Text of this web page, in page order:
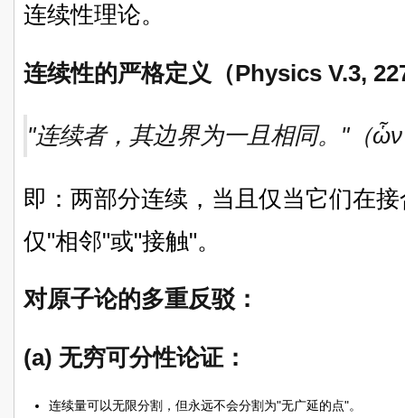
连续性理论。
连续性的严格定义（Physics V.3,
"连续者，其边界为一且相同。"（ὧν
即：两部分连续，当且仅当它们在
仅"相邻"或"接触"。
对原子论的多重反驳：
(a) 无穷可分性论证：
连续量可以无限分割，但永远不会分割为"无广延的点"。